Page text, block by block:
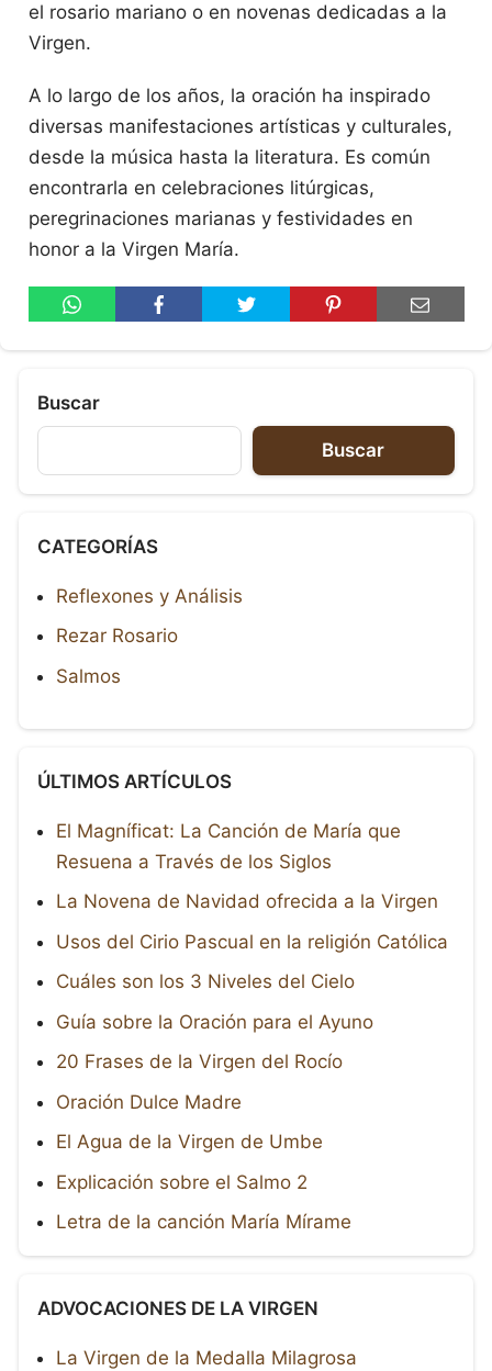
el rosario mariano o en novenas dedicadas a la
Virgen.
A lo largo de los años, la oración ha inspirado
diversas manifestaciones artísticas y culturales,
desde la música hasta la literatura. Es común
encontrarla en celebraciones litúrgicas,
peregrinaciones marianas y festividades en
honor a la Virgen María.
Buscar
Buscar
CATEGORÍAS
Reflexones y Análisis
Rezar Rosario
Salmos
ÚLTIMOS ARTÍCULOS
El Magníficat: La Canción de María que
Resuena a Través de los Siglos
La Novena de Navidad ofrecida a la Virgen
Usos del Cirio Pascual en la religión Católica
Cuáles son los 3 Niveles del Cielo
Guía sobre la Oración para el Ayuno
20 Frases de la Virgen del Rocío
Oración Dulce Madre
El Agua de la Virgen de Umbe
Explicación sobre el Salmo 2
Letra de la canción María Mírame
ADVOCACIONES DE LA VIRGEN
La Virgen de la Medalla Milagrosa